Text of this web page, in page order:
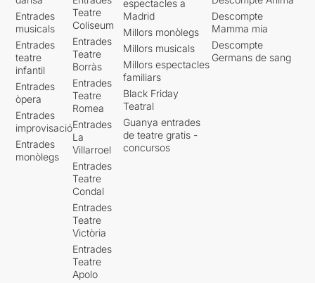
Entrades
musicals
Entrades
teatre
infantil
Entrades
òpera
Entrades
improvisació
Entrades
monòlegs
Teatre
Coliseum
Entrades
Teatre
Borràs
Entrades
Teatre
Romea
Entrades
La
Villarroel
Entrades
Teatre
Condal
Entrades
Teatre
Victòria
Entrades
Teatre
Apolo
espectacles a
Madrid
Millors monòlegs
Millors musicals
Millors espectacles
familiars
Black Friday
Teatral
Guanya entrades
de teatre gratis -
concursos
Descompte
Mamma mia
Descompte
Germans de sang